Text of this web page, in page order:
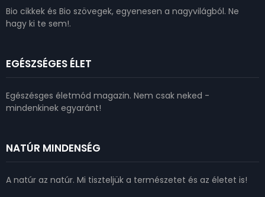
Bio cikkek és Bio szövegek, egyenesen a nagyvilágból. Ne
hagy ki te sem!.
EGÉSZSÉGES ÉLET
Egészésges életmód magazin. Nem csak neked -
mindenkinek egyaránt!
NATÚR MINDENSÉG
A natúr az natúr. Mi tiszteljük a természetet és az életet is!